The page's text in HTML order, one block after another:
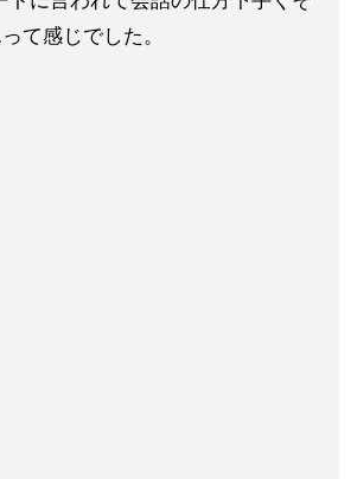
て感じでした。